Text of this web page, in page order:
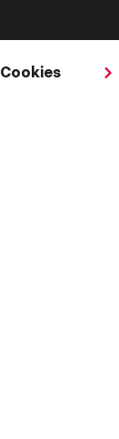
Cookies